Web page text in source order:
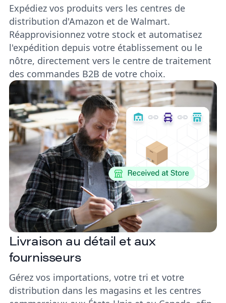
Expédiez vos produits vers les centres de
distribution d'Amazon et de Walmart.
Réapprovisionnez votre stock et automatisez
l'expédition depuis votre établissement ou le
nôtre, directement vers le centre de traitement
des commandes B2B de votre choix.
Livraison au détail et aux
fournisseurs
Gérez vos importations, votre tri et votre
distribution dans les magasins et les centres